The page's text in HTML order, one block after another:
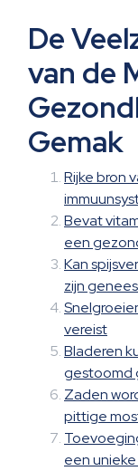
De
van de
Gemak
Rijke bron
Bevat
een
Kan
zijn
vereist
Bladeren
gestoomd
Zaden
pittige
een